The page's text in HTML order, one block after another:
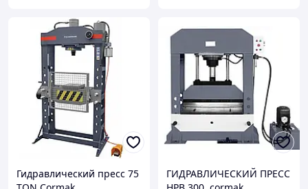
Гидравлический пресс 75
ГИДРАВЛИЧЕСКИЙ ПРЕСС